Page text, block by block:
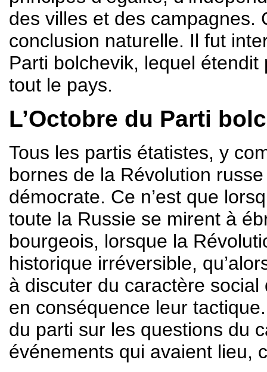
des villes et des campagnes.
conclusion naturelle. Il fut
Parti bolchevik, lequel
tout le pays.
L’Octobre du Parti
Tous les partis étatistes, y
bornes de la Révolution
démocrate. Ce n’est que
toute la Russie se mirent à
bourgeois, lorsque la
historique irréversible,
à discuter du caractère
en conséquence leur
du parti sur les questions du
événements qui avaient lieu,